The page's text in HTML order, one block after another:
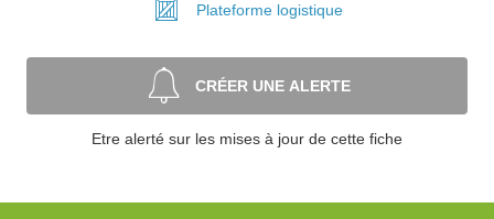
Plateforme logistique
CRÉER UNE ALERTE
Etre alerté sur les mises à jour de cette fiche